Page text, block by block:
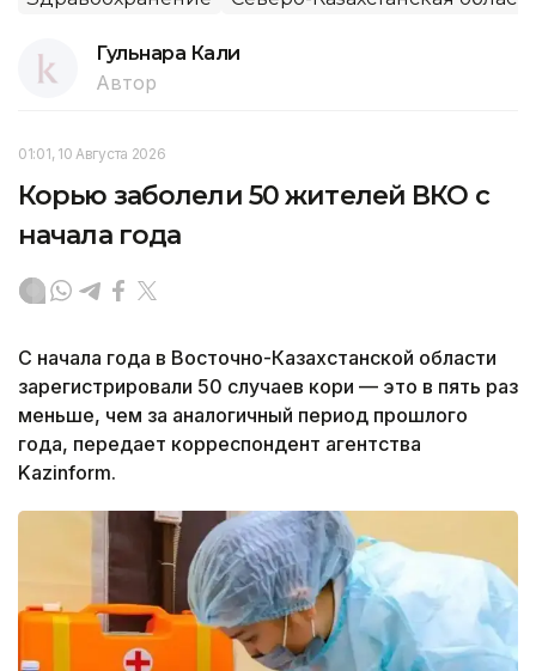
Гульнара Кали
Автор
01:01, 10 Августа 2026
Корью заболели 50 жителей ВКО с
начала года
С начала года в Восточно-Казахстанской области
зарегистрировали 50 случаев кори — это в пять раз
меньше, чем за аналогичный период прошлого
года, передает корреспондент агентства
Kazinform.